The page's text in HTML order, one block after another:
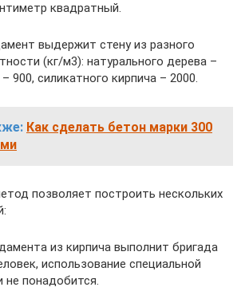
квадратный.
выдержит стену из разного
(кг/м3): натурального дерева –
900, силикатного кирпича – 2000.
Как сделать бетон марки 300
позволяет построить нескольких
из кирпича выполнит бригада
использование специальной
не понадобится.